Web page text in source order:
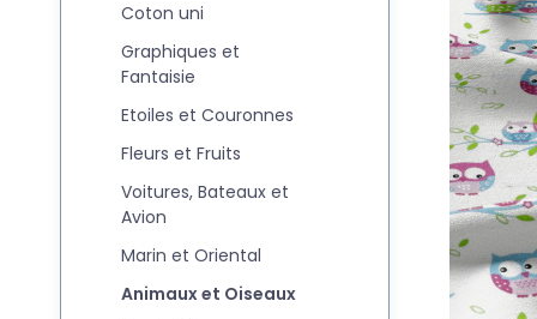
Coton uni
Graphiques et
Fantaisie
Etoiles et Couronnes
Fleurs et Fruits
Voitures, Bateaux et
Avion
Marin et Oriental
Animaux et Oiseaux